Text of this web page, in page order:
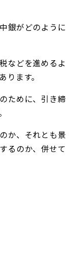
銀がどのように
などを進めるよ
ります。
ために、引き締
か、それとも景
るのか、併せて